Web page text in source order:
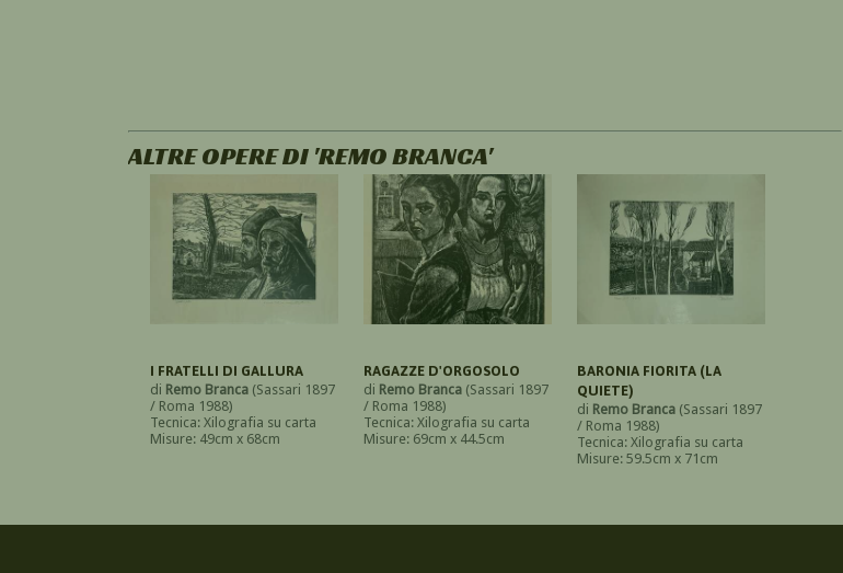
ALTRE OPERE DI 'REMO BRANCA'
I FRATELLI DI GALLURA
di Remo Branca (Sassari 1897
/ Roma 1988)
Tecnica: Xilografia su carta
Misure: 49cm x 68cm
RAGAZZE D'ORGOSOLO
di Remo Branca (Sassari 1897
/ Roma 1988)
Tecnica: Xilografia su carta
Misure: 69cm x 44.5cm
BARONIA FIORITA (LA
QUIETE)
di Remo Branca (Sassari 1897
/ Roma 1988)
Tecnica: Xilografia su carta
Misure: 59.5cm x 71cm